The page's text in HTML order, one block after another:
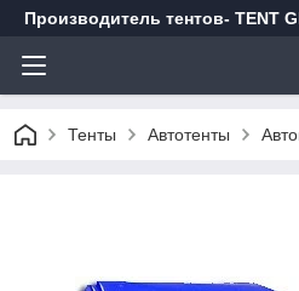
Производитель тентов- TENT
Тенты Автотенты